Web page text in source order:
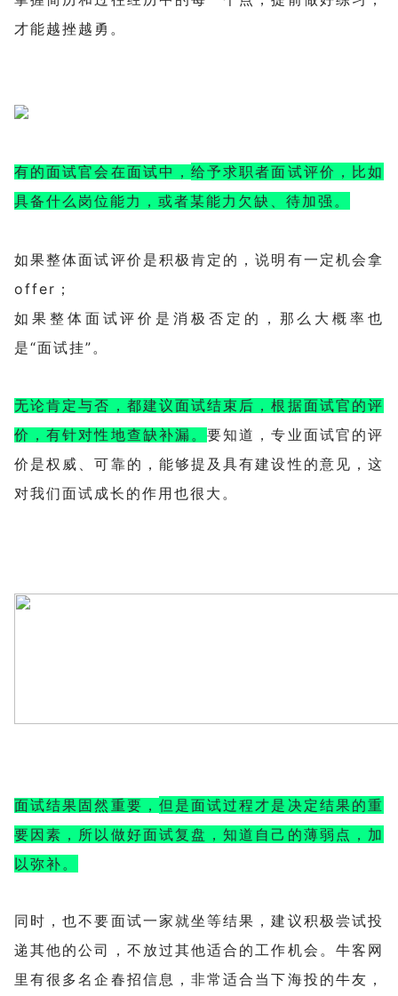
才能越挫越勇。
有的面试官会在面试中， 给予求职者面试评价，比如
具备什么岗位能力，或者某能力欠缺、待加强。
如果整体面试评价是积极肯定的，说明有一定机会拿
offer；
如果 整体面试评价是消极否定的， 那么大概率也
是“面试挂”。
无论肯定与否，都建议面试结束后，根据面试官的评
价，有针对性地查缺补漏。要知道，专业面试官的评
价是权威、可靠的，能够提及具有建设性的意见，这
对我们面试成长的作用也很大。
面试结果固然重要， 但是面试过程才是决定结果的重
要因素，所以做好面试复盘，知道自己的薄弱点，加
以弥补。
同时，也不要面试一家就坐等结果，建议积极尝试投
递其他的公司，不放过其他适合的工作机会。 牛客网
里有很多名企春招信息， 非常适合当下海投的牛友，